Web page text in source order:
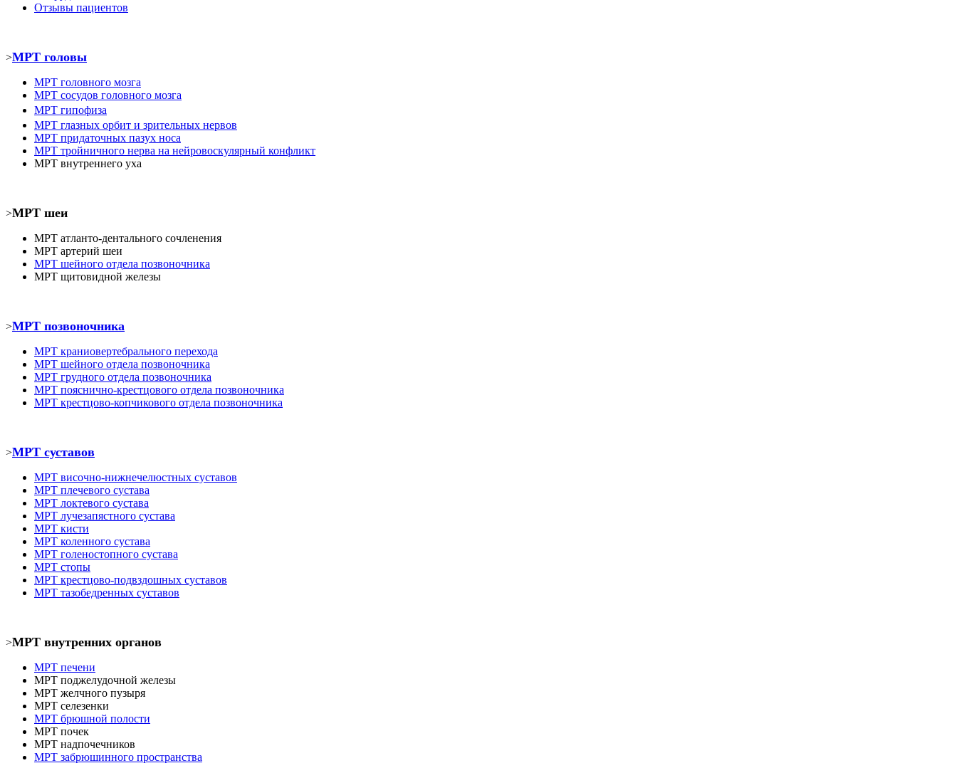
Отзывы пациентов
>МРТ головы
МРТ головного мозга
МРТ сосудов головного мозга
МРТ гипофиза
МРТ глазных орбит и зрительных нервов
МРТ придаточных пазух носа
МРТ тройничного нерва на нейровоскулярный конфликт
МРТ внутреннего уха
>МРТ шеи
МРТ атланто-дентального сочленения
МРТ артерий шеи
МРТ шейного отдела позвоночника
МРТ щитовидной железы
>МРТ позвоночника
МРТ краниовертебрального перехода
МРТ шейного отдела позвоночника
МРТ грудного отдела позвоночника
МРТ пояснично-крестцового отдела позвоночника
МРТ крестцово-копчикового отдела позвоночника
>МРТ суставов
МРТ височно-нижнечелюстных суставов
МРТ плечевого сустава
МРТ локтевого сустава
МРТ лучезапястного сустава
МРТ кисти
МРТ коленного сустава
МРТ голеностопного сустава
МРТ стопы
МРТ крестцово-подвздошных суставов
МРТ тазобедренных суставов
>МРТ внутренних органов
МРТ печени
МРТ поджелудочной железы
МРТ желчного пузыря
МРТ селезенки
МРТ брюшной полости
МРТ почек
МРТ надпочечников
МРТ забрюшинного пространства